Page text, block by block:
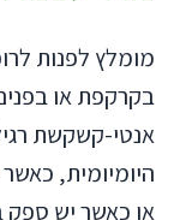
מומלץ לפנות
בקרקפת או
אנטי-קשקשת
היומיומית,
או כאשר יש ספק